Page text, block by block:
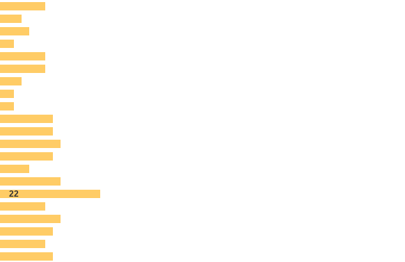
22